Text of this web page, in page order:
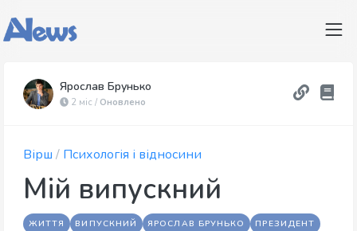
Ярослав Брунько
2 міс / Оновлено
Вірш / Психологія і відносини
Мій випускний
ЖИТТЯ ВИПУСКНИЙ ЯРОСЛАВ БРУНЬКО
ПРЕЗИДЕНТ